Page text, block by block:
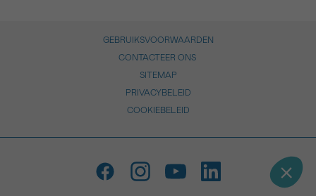
GEBRUIKSVOORWAARDEN
CONTACTEER ONS
SITEMAP
PRIVACYBELEID
COOKIEBELEID